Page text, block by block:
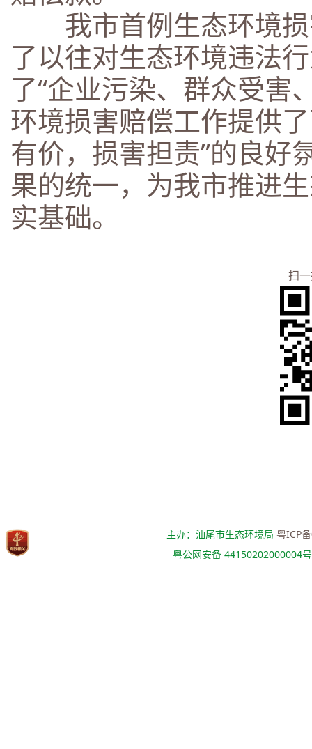
我市首例生态环境损
了以往对生态环境违法
了“企业污染、群众受害
环境损害赔偿工作提供
有价，损害担责”的良好
果的统一，为我市推进
实基础。
扫
主办：汕尾市生态环境局粤ICP
粤公网安备 44150202000004号